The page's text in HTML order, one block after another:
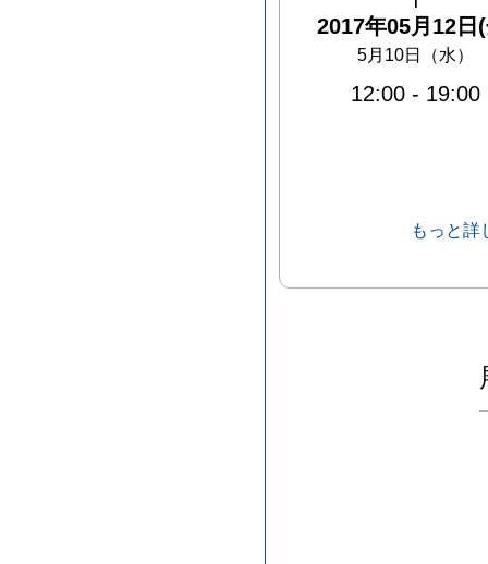
2017年05月12日
5月10日（水）
12:00 - 19:00
もっと詳